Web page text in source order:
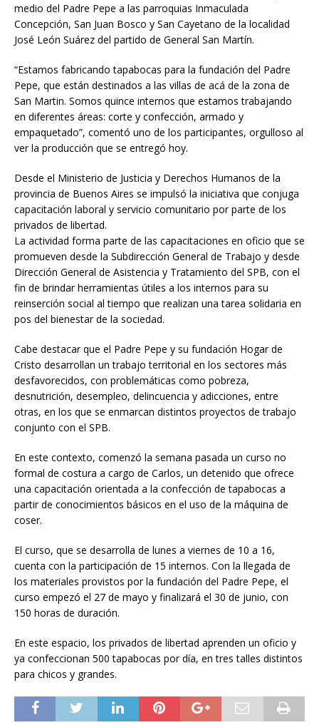
medio del Padre Pepe a las parroquias Inmaculada
Concepción, San Juan Bosco y San Cayetano de la localidad
José León Suárez del partido de General San Martín.
“Estamos fabricando tapabocas para la fundación del Padre
Pepe, que están destinados a las villas de acá de la zona de
San Martin. Somos quince internos que estamos trabajando
en diferentes áreas: corte y confección, armado y
empaquetado”, comentó uno de los participantes, orgulloso al
ver la producción que se entregó hoy.
Desde el Ministerio de Justicia y Derechos Humanos de la
provincia de Buenos Aires se impulsó la iniciativa que conjuga
capacitación laboral y servicio comunitario por parte de los
privados de libertad.
La actividad forma parte de las capacitaciones en oficio que se
promueven desde la Subdirección General de Trabajo y desde
Dirección General de Asistencia y Tratamiento del SPB, con el
fin de brindar herramientas útiles a los internos para su
reinserción social al tiempo que realizan una tarea solidaria en
pos del bienestar de la sociedad.
Cabe destacar que el Padre Pepe y su fundación Hogar de
Cristo desarrollan un trabajo territorial en los sectores más
desfavorecidos, con problemáticas como pobreza,
desnutrición, desempleo, delincuencia y adicciones, entre
otras, en los que se enmarcan distintos proyectos de trabajo
conjunto con el SPB.
En este contexto, comenzó la semana pasada un curso no
formal de costura a cargo de Carlos, un detenido que ofrece
una capacitación orientada a la confección de tapabocas a
partir de conocimientos básicos en el uso de la máquina de
coser.
El curso, que se desarrolla de lunes a viernes de 10 a 16,
cuenta con la participación de 15 internos. Con la llegada de
los materiales provistos por la fundación del Padre Pepe, el
curso empezó el 27 de mayo y finalizará el 30 de junio, con
150 horas de duración.
En este espacio, los privados de libertad aprenden un oficio y
ya confeccionan 500 tapabocas por día, en tres talles distintos
para chicos y grandes.